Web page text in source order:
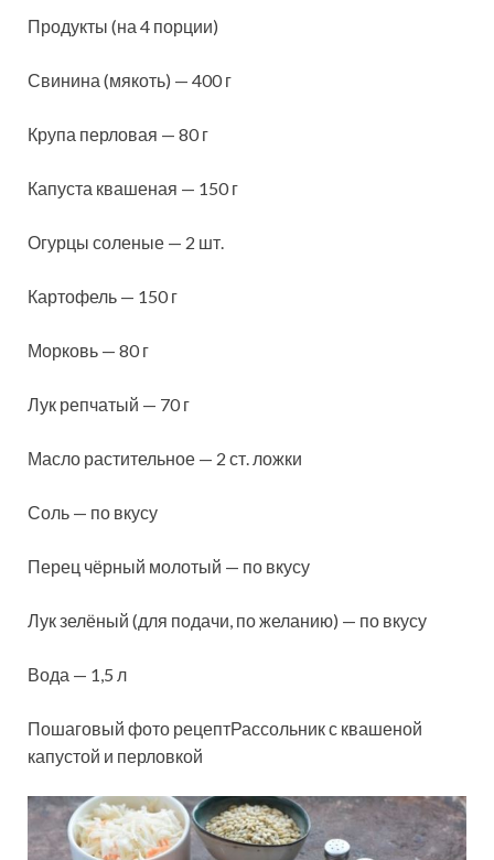
Продукты (на 4 порции)
Свинина (мякоть) — 400 г
Крупа перловая — 80 г
Капуста квашеная — 150 г
Огурцы соленые — 2 шт.
Картофель — 150 г
Морковь — 80 г
Лук репчатый — 70 г
Масло растительное — 2 ст. ложки
Соль — по вкусу
Перец чёрный молотый — по вкусу
Лук зелёный (для подачи, по желанию) — по вкусу
Вода — 1,5 л
Пошаговый фото рецептРассольник с квашеной
капустой и перловкой